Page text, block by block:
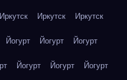
Иркутск Иркутск Иркутск
Йогурт Йогурт Йогурт
Йогурт Йогурт Йогурт